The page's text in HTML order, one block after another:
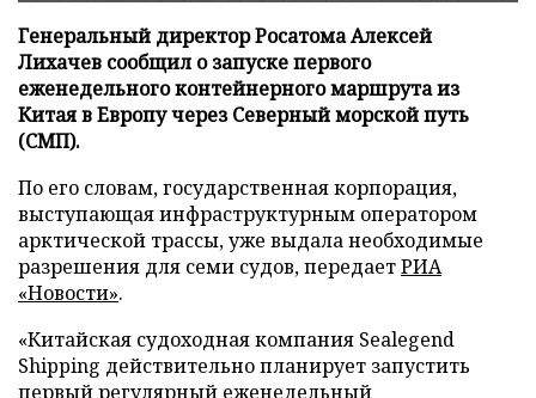
Генеральный директор Росатома Алексей
Лихачев сообщил о запуске первого
еженедельного контейнерного маршрута из
Китая в Европу через Северный морской путь
(СМП).
По его словам, государственная корпорация,
выступающая инфраструктурным оператором
арктической трассы, уже выдала необходимые
разрешения для семи судов, передаетРИА
«Новости».
«Китайская судоходная компания Sealegend
Shipping действительно планирует запустить
первый регулярный еженедельный